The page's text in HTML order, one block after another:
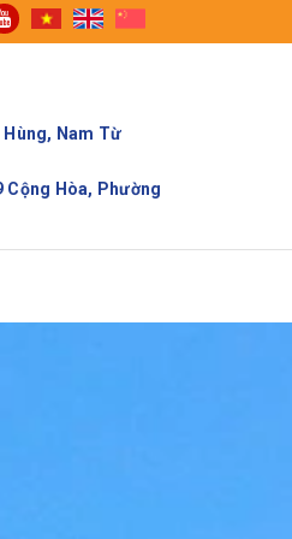
tối ưu thời gian và chi phí!
Nam Từ
Cộng Hòa, Phường